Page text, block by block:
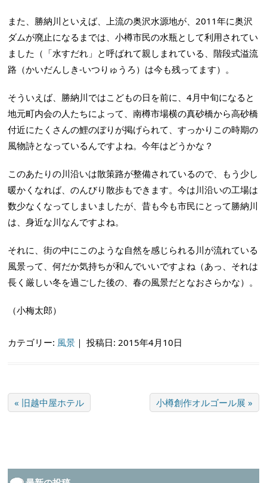
また、勝納川といえば、上流の奥沢水源地が、2011年に奥沢
ダムが廃止になるまでは、小樽市民の水瓶として利用されてい
ました（「水すだれ」と呼ばれて親しまれている、階段式溢流
路（かいだんしき-いつりゅうろ）は今も残ってます）。
そういえば、勝納川ではこどもの日を前に、4月中旬になると
地元町内会の人たちによって、南樽市場横の真砂橋から高砂橋
付近にたくさんの鯉のぼりが掲げられて、すっかりこの時期の
風物詩となっているんですよね。今年はどうかな？
このあたりの川沿いは散策路が整備されているので、もう少し
暖かくなれば、のんびり散歩もできます。今は川沿いの工場は
数少なくなってしまいましたが、昔も今も市民にとって勝納川
は、身近な川なんですよね。
それに、街の中にこのような自然を感じられる川が流れている
風景って、何だか気持ちが和んでいいですよね（あっ、それは
長く厳しい冬を過ごした後の、春の風景だとなおさらかな）。
（小梅太郎）
カテゴリー: 風景 ｜投稿日: 2015年4月10日
« 旧越中屋ホテル 小樽創作オルゴール展 »